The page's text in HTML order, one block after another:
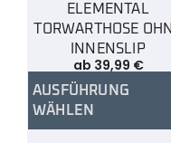
ELEMENTAL
TORWARTHOSE
INNENSLIP
ab 39,99 €
AUSFÜHRUNG
WÄHLEN